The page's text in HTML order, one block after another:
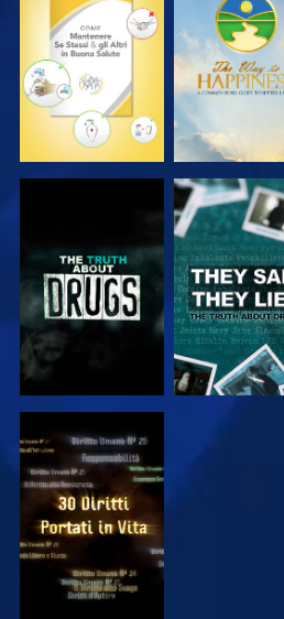
GUARDA GUARDA
GUARDA
GUARDA